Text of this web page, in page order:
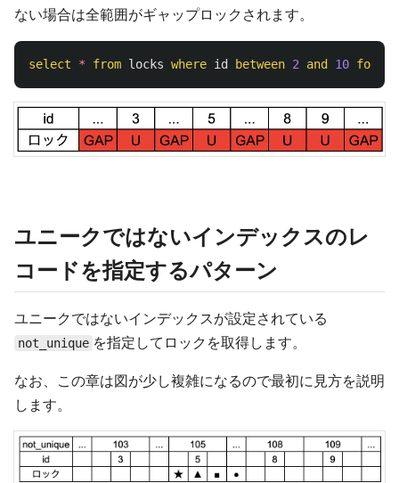
ない場合は全範囲がギャップロックされます。
select * from locks where id between 2 and 10 for
ユニークではないインデックスのレ
コードを指定するパターン
ユニークではないインデックスが設定されている
not_unique を指定してロックを取得します。
なお、この章は図が少し複雑になるので最初に見方を説明
します。